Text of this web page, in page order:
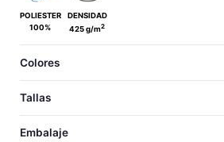
POLIESTER
100%
DENSIDAD
425 g/m2
Colores
Tallas
Embalaje